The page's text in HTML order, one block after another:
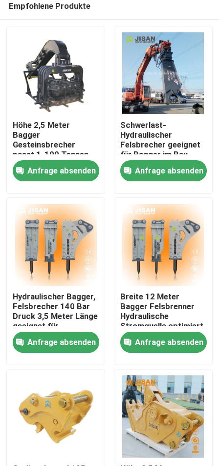
Haus
Produkte
Über uns
Fabrik-Ausflug
Qualitätskontrolle
Treten Sie mit uns in Verbindung
Company News
Bagger-Felsen-Unterbrecher
hydraulischer Felsenunterbrecher
Empfohlene Produkte
Höhe 2,5 Meter
Bagger
Gesteinsbrecher
passt 1-100 Tonnen
Bagger Breite 1,2
Meter Hydraulischer
Hammer für
Anfrage absenden
Schwerlast-
Hydraulischer
Felsbrecher geeignet
für Bagger im Bau-
und Bergbau
Anfrage absenden
Hydraulischer Bagger,
Felsbrecher 140 Bar
Druck 3,5 Meter Länge
geeignet für
Bauarbeiten und
Steinbrüche
Anfrage absenden
Breite 12 Meter
Bagger Felsbrenner
Hydraulische
Stromquelle optimiert
für
Energieeinsparungen
und geringere
Anfrage absenden